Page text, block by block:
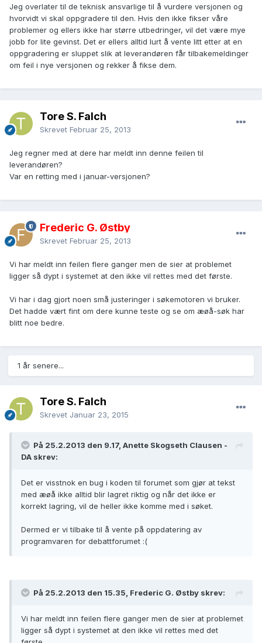
Jeg overlater til de teknisk ansvarlige til å vurdere versjonen og
hvorvidt vi skal oppgradere til den. Hvis den ikke fikser våre
problemer og ellers ikke har større utbedringer, vil det være mye
jobb for lite gevinst. Det er ellers alltid lurt å vente litt etter at en
oppgradering er sluppet slik at leverandøren får tilbakemeldinger
om feil i nye versjonen og rekker å fikse dem.
Tore S. Falch
Skrevet Februar 25, 2013
Jeg regner med at dere har meldt inn denne feilen til
leverandøren?
Var en retting med i januar-versjonen?
Frederic G. Østby
Skrevet Februar 25, 2013
Vi har meldt inn feilen flere ganger men de sier at problemet
ligger så dypt i systemet at den ikke vil rettes med det første.
Vi har i dag gjort noen små justeringer i søkemotoren vi bruker.
Det hadde vært fint om dere kunne teste og se om æøå-søk har
blitt noe bedre.
1 år senere...
Tore S. Falch
Skrevet Januar 23, 2015
På 25.2.2013 den 9.17, Anette Skogseth Clausen -
DA skrev:
Det er visstnok en bug i koden til forumet som gjør at tekst
med æøå ikke alltid blir lagret riktig og når det ikke er
korrekt lagring, vil de heller ikke komme med i søket.
Dermed er vi tilbake til å vente på oppdatering av
programvaren for debattforumet :(
På 25.2.2013 den 15.35, Frederic G. Østby skrev:
Vi har meldt inn feilen flere ganger men de sier at problemet
ligger så dypt i systemet at den ikke vil rettes med det